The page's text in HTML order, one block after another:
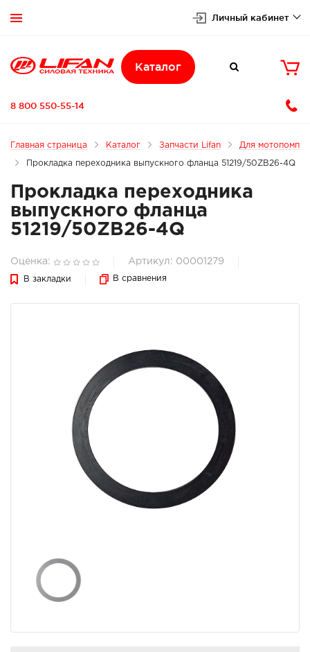
 Личный кабинет
Каталог  
8 800 550-55-14
Главная страница Каталог Запчасти Lifan Для мотопомп
Прокладка переходника выпускного фланца 51219/50ZB26-4Q
Прокладка переходника
выпускного фланца
51219/50ZB26-4Q
Оценка: Артикул: 00001279
В закладки В сравнения